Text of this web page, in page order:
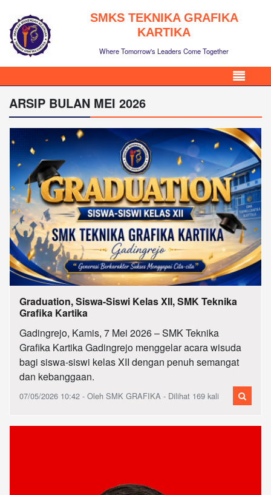
SMKS TEKNIKA GRAFIKA
KARTIKA
Where Tomorrow's Leaders Come Together
ARSIP BULAN MEI 2026
Graduation, Siswa-Siswi Kelas XII, SMK Teknika
Grafika Kartika
Gadingrejo, Kamis, 7 Mei 2026 – SMK Teknika
Grafika Kartika Gadingrejo menggelar acara wisuda
bagi siswa-siswi kelas XII dengan penuh semangat
dan kebanggaan.
07/05/2026 10:42 - Oleh SMK GRAFIKA - Dilihat 169 kali